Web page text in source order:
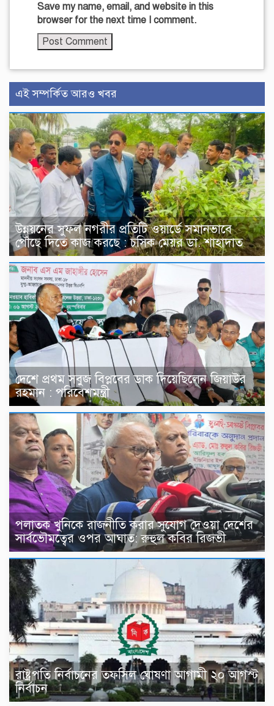
Save my name, email, and website in this
browser for the next time I comment.
এই সম্পর্কিত আরও খবর
উন্নয়নের সুফল নগরীর প্রতিটি ওয়ার্ডে সমানভাবে
পৌঁছে দিতে কাজ করছে : চসিক মেয়র ডা. শাহাদাত
দেশে প্রথম সবুজ বিপ্লবের ডাক দিয়েছিলেন জিয়াউর
রহমান : পরিবেশমন্ত্রী
পলাতক খুনিকে রাজনীতি করার সুযোগ দেওয়া দেশের
সার্বভৌমত্বের ওপর আঘাত: রুহুল কবির রিজভী
রাষ্ট্রপতি নির্বাচনের তফসিল ঘোষণা আগামী ২০ আগস্ট
নির্বাচন